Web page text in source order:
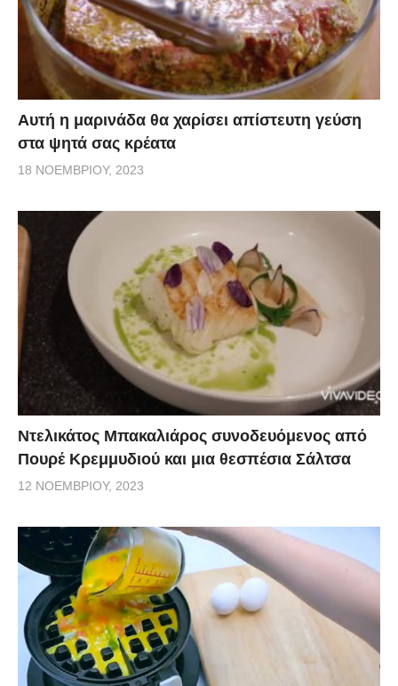
Αυτή η μαρινάδα θα χαρίσει απίστευτη γεύση
στα ψητά σας κρέατα
18 ΝΟΕΜΒΡΊΟΥ, 2023
Ντελικάτος Μπακαλιάρος συνοδευόμενος από
Πουρέ Κρεμμυδιού και μια θεσπέσια Σάλτσα
12 ΝΟΕΜΒΡΊΟΥ, 2023